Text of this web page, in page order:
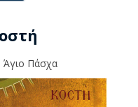
Άγιο Πάσχα